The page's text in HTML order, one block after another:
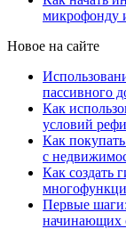
микрофонду
Новое на сайте
пассивного
Как
условий
Как
с
Как создать
Первые
начинающих